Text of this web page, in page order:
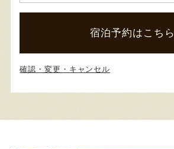
宿泊予約はこちら
確認・変更・キャンセル